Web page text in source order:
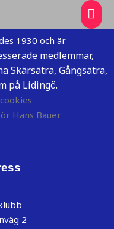
1930 och är
medlemmar,
Skärsätra, Gångsätra,
på Lidingö.
Hans Bauer
2